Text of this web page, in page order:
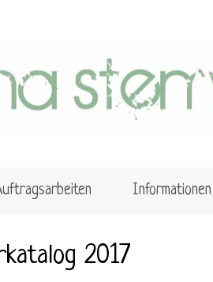
Informationen
2017